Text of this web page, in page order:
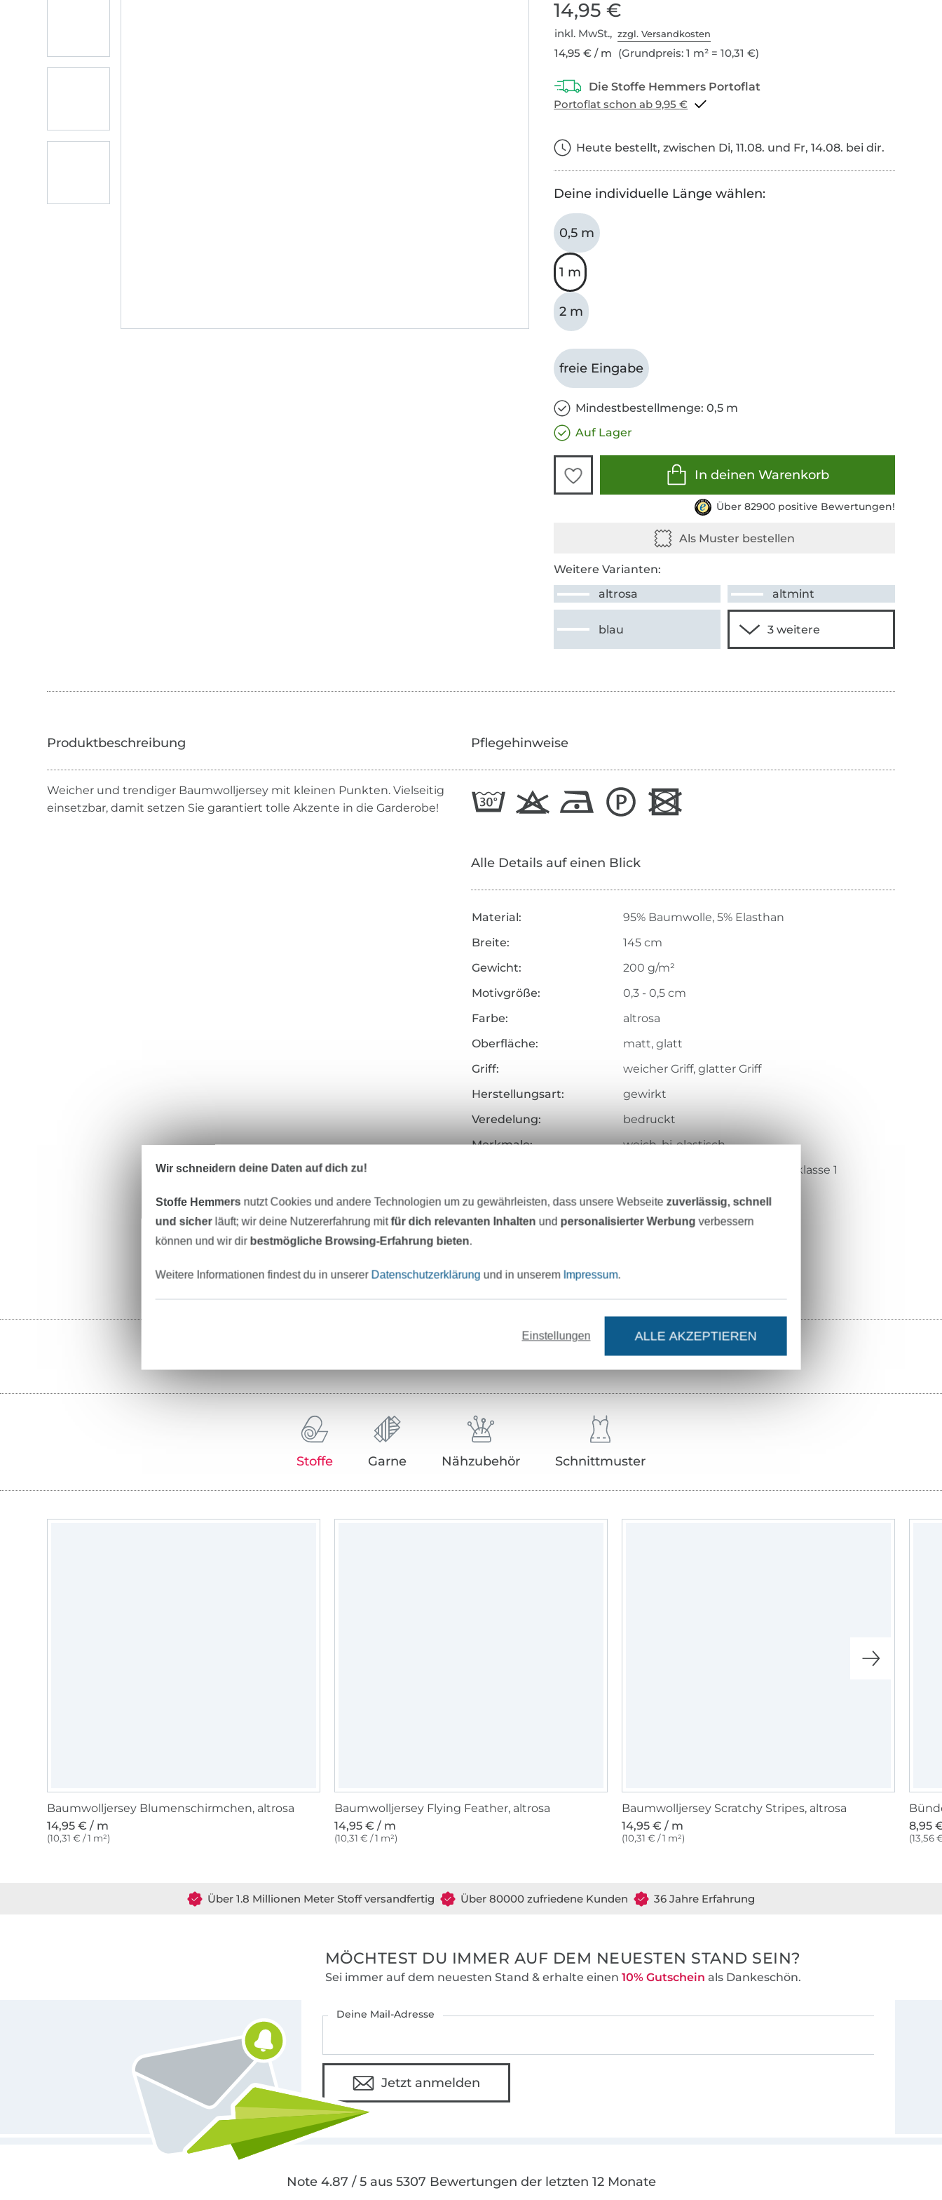
14,95 €
inkl. MwSt.,zzgl. Versandkosten
14,95 € / m (Grundpreis: 1 m² = 10,31 €)
Portoflat schon ab 9,95 €
Heute bestellt, zwischen Di, 11.08. und Fr, 14.08. bei dir.
Deine individuelle Länge wählen:
0,5 m
1 m
2 m
freie Eingabe
Mindestbestellmenge: 0,5 m
Auf Lager
In deinen Warenkorb
Über 82900 positive Bewertungen!
Weitere Varianten:
altrosa
altmint
blau
Weicher und trendiger Baumwolljersey mit kleinen Punkten. Vielseitig
einsetzbar, damit setzen Sie garantiert tolle Akzente in die Garderobe!
Pflegehinweise
Alle Details auf einen Blick
Material:
95% Baumwolle, 5% Elasthan
Breite:
145 cm
Gewicht:
200 g/m²
Motivgröße:
0,3 - 0,5 cm
Farbe:
altrosa
Oberfläche:
matt, glatt
Griff:
weicher Griff, glatter Griff
Herstellungsart:
gewirkt
Veredelung:
bedruckt
Merkmale:
weich, bi-elastisch
Öko-Tex-Standard 100 Produktklasse 1
Testinstitut:
Centexbel
Zertifikatsnummer:
1802023
Art.Nr.:
Hersteller-Kontaktdaten
Stoffe Garne Nähzubehör Schnittmuster
Baumwolljersey Blumenschirmchen, altrosa
14,95 € / m
(10,31 € / 1 m²)
Baumwolljersey Flying Feather, altrosa
14,95 € / m
(10,31 € / 1 m²)
Baumwolljersey Scratchy Stripes, altrosa
14,95 € / m
(10,31 € / 1 m²)
8,95
(13,56
Über 1.8 Millionen Meter Stoff versandfertig Über 80000 zufriedene Kunden 36 Jahre Erfahrung
MÖCHTEST DU IMMER AUF DEM NEUESTEN STAND SEIN?
Sei immer auf dem neuesten Stand & erhalte einen 10% Gutschein als Dankeschön.
Deine Mail-Adresse
Jetzt anmelden
Note 4.87 / 5 aus 5307 Bewertungen der letzten 12 Monate
Wir schneidern deine Daten auf dich zu!
Stoffe Hemmers nutzt Cookies und andere Technologien um zu gewährleisten, dass unsere Webseitezuverlässig, schnell
und sicherläuft; wir deine Nutzererfahrung mitfür dich relevanten Inhalten und personalisierter Werbung verbessern
können und wir dir bestmögliche Browsing-Erfahrung bieten.
Weitere Informationen findest du in unserer Datenschutzerklärung und in unserem Impressum.
Einstellungen ALLE AKZEPTIEREN